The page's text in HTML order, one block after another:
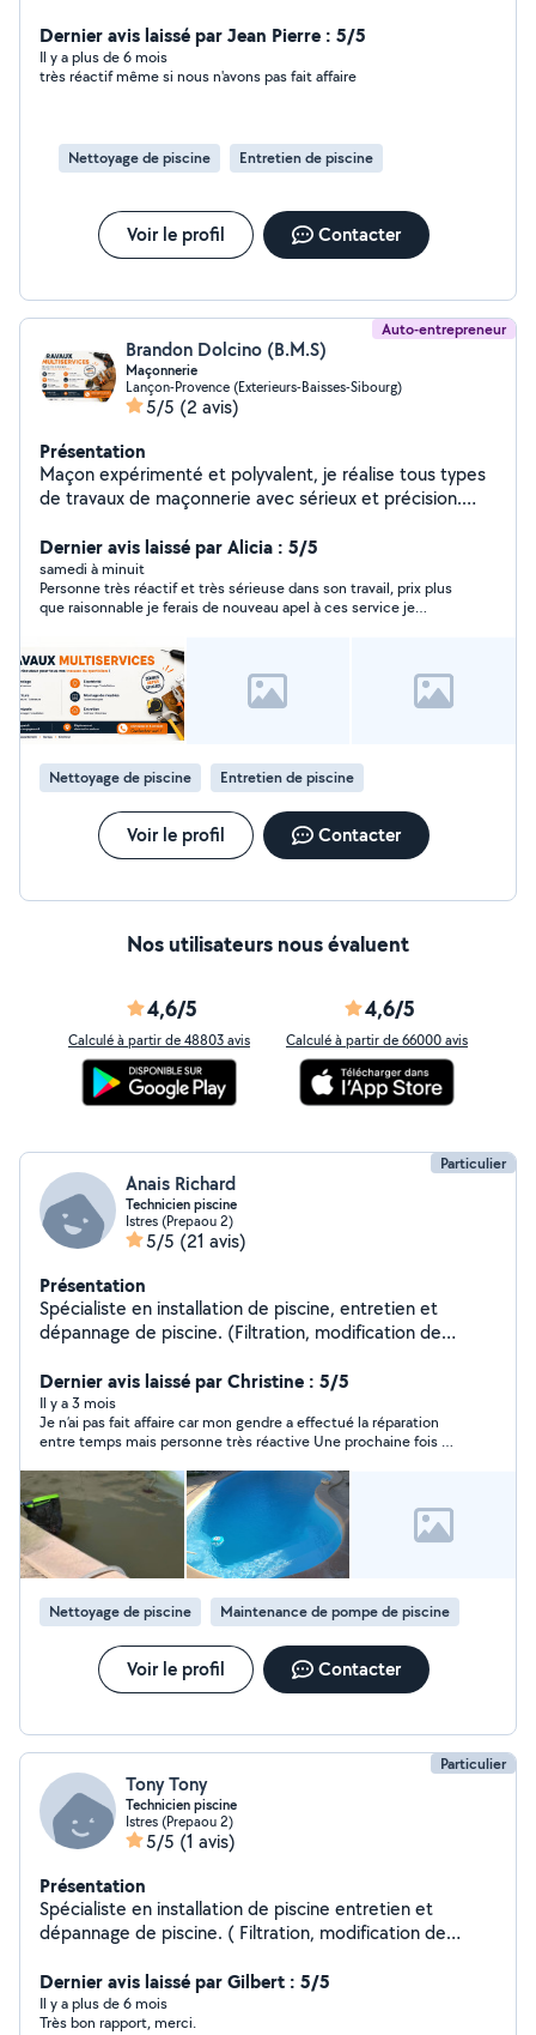
déchetterie.
Dernier avis laissé par Jean Pierre : 5/5
Il y a plus de 6 mois
très réactif même si nous n'avons pas fait affaire
Nettoyage de piscine Entretien de piscine
Voir le profil Contacter
Auto-entrepreneur
Brandon Dolcino (B.M.S)
Maçonnerie
Lançon-Provence (Exterieurs-Baisses-Sibourg)
5/5 (2 avis)
Présentation
Maçon expérimenté et polyvalent, je réalise tous types
de travaux de maçonnerie avec sérieux et précision.
soigné et de qualité pour chaque chantier.
Dernier avis laissé par Alicia : 5/5
samedi à minuit
Personne très réactif et très sérieuse dans son travail, prix plus
que raisonnable je ferais de nouveau apel à ces service je
Nettoyage de piscine Entretien de piscine
Voir le profil Contacter
Nos utilisateurs nous évaluent
4,6/5
Calculé à partir de 48803 avis
4,6/5
Calculé à partir de 66000 avis
Particulier
Anais Richard
Technicien piscine
Istres (Prepaou 2)
5/5 (21 avis)
Présentation
Spécialiste en installation de piscine, entretien et
dépannage de piscine. (Filtration, modification de
fuite) ainsi que remise en route piscine
Dernier avis laissé par Christine : 5/5
Il y a 3 mois
Je n’ai pas fait affaire car mon gendre a effectué la réparation
entre temps mais personne très réactive Une prochaine fois …
Nettoyage de piscine Maintenance de pompe de piscine
Voir le profil Contacter
Particulier
Tony Tony
Technicien piscine
Istres (Prepaou 2)
5/5 (1 avis)
Présentation
Spécialiste en installation de piscine entretien et
dépannage de piscine. ( Filtration, modification de
skimmer et recherche de fuite) ainsi que remise en
route piscine.
Dernier avis laissé par Gilbert : 5/5
Il y a plus de 6 mois
Très bon rapport, merci.